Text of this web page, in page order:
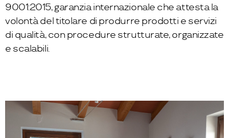
9001:2015, garanzia internazionale che attesta la
volontà del titolare di produrre prodotti e servizi
di qualità, con procedure strutturate, organizzate
e scalabili.